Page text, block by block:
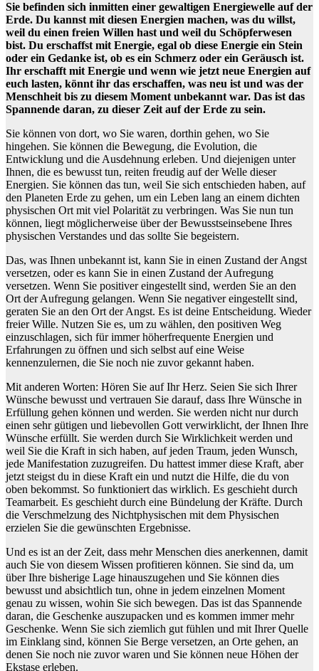
Sie befinden sich inmitten einer gewaltigen Energiewelle auf der
Erde. Du kannst mit diesen Energien machen, was du willst,
weil du einen freien Willen hast und weil du Schöpferwesen
bist. Du erschaffst mit Energie, egal ob diese Energie ein Stein
oder ein Gedanke ist, ob es ein Schmerz oder ein Geräusch ist.
Ihr erschafft mit Energie und wenn wie jetzt neue Energien auf
euch lasten, könnt ihr das erschaffen, was neu ist und was der
Menschheit bis zu diesem Moment unbekannt war. Das ist das
Spannende daran, zu dieser Zeit auf der Erde zu sein.
Sie können von dort, wo Sie waren, dorthin gehen, wo Sie
hingehen. Sie können die Bewegung, die Evolution, die
Entwicklung und die Ausdehnung erleben. Und diejenigen unter
Ihnen, die es bewusst tun, reiten freudig auf der Welle dieser
Energien. Sie können das tun, weil Sie sich entschieden haben, auf
den Planeten Erde zu gehen, um ein Leben lang an einem dichten
physischen Ort mit viel Polarität zu verbringen. Was Sie nun tun
können, liegt möglicherweise über der Bewusstseinsebene Ihres
physischen Verstandes und das sollte Sie begeistern.
Das, was Ihnen unbekannt ist, kann Sie in einen Zustand der Angst
versetzen, oder es kann Sie in einen Zustand der Aufregung
versetzen. Wenn Sie positiver eingestellt sind, werden Sie an den
Ort der Aufregung gelangen. Wenn Sie negativer eingestellt sind,
geraten Sie an den Ort der Angst. Es ist deine Entscheidung. Wieder
freier Wille. Nutzen Sie es, um zu wählen, den positiven Weg
einzuschlagen, sich für immer höherfrequente Energien und
Erfahrungen zu öffnen und sich selbst auf eine Weise
kennenzulernen, die Sie noch nie zuvor gekannt haben.
Mit anderen Worten: Hören Sie auf Ihr Herz. Seien Sie sich Ihrer
Wünsche bewusst und vertrauen Sie darauf, dass Ihre Wünsche in
Erfüllung gehen können und werden. Sie werden nicht nur durch
einen sehr gütigen und liebevollen Gott verwirklicht, der Ihnen Ihre
Wünsche erfüllt. Sie werden durch Sie Wirklichkeit werden und
weil Sie die Kraft in sich haben, auf jeden Traum, jeden Wunsch,
jede Manifestation zuzugreifen. Du hattest immer diese Kraft, aber
jetzt steigst du in diese Kraft ein und nutzt die Hilfe, die du von
oben bekommst. So funktioniert das wirklich. Es geschieht durch
Teamarbeit. Es geschieht durch eine Bündelung der Kräfte. Durch
die Verschmelzung des Nichtphysischen mit dem Physischen
erzielen Sie die gewünschten Ergebnisse.
Und es ist an der Zeit, dass mehr Menschen dies anerkennen, damit
auch Sie von diesem Wissen profitieren können. Sie sind da, um
über Ihre bisherige Lage hinauszugehen und Sie können dies
bewusst und absichtlich tun, ohne in jedem einzelnen Moment
genau zu wissen, wohin Sie sich bewegen. Das ist das Spannende
daran, die Geschenke auszupacken und es kommen immer mehr
Geschenke. Wenn Sie sich ziemlich gut fühlen und mit Ihrer Quelle
im Einklang sind, können Sie Berge versetzen, an Orte gehen, an
denen Sie noch nie zuvor waren und Sie können neue Höhen der
Ekstase erleben.